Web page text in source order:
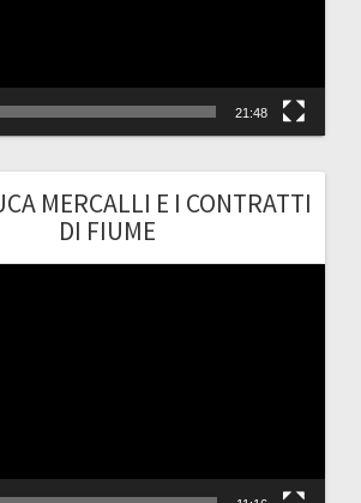
21:48
MERCALLI E I CONTRATTI
DI FIUME